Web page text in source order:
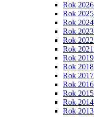
Rok 2026
Rok 2025
Rok 2024
Rok 2023
Rok 2022
Rok 2021
Rok 2019
Rok 2018
Rok 2017
Rok 2016
Rok 2015
Rok 2014
Rok 2013